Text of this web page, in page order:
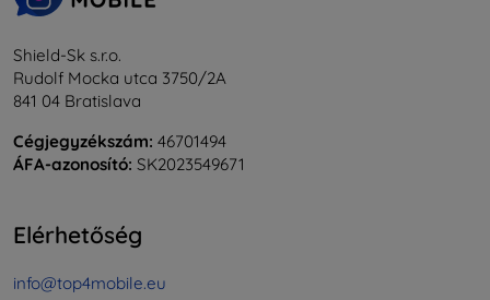
Shield-Sk s.r.o.
Rudolf Mocka utca 3750/2A
841 04 Bratislava
Cégjegyzékszám: 46701494
ÁFA-azonosító: SK2023549671
Elérhetőség
info@top4mobile.eu